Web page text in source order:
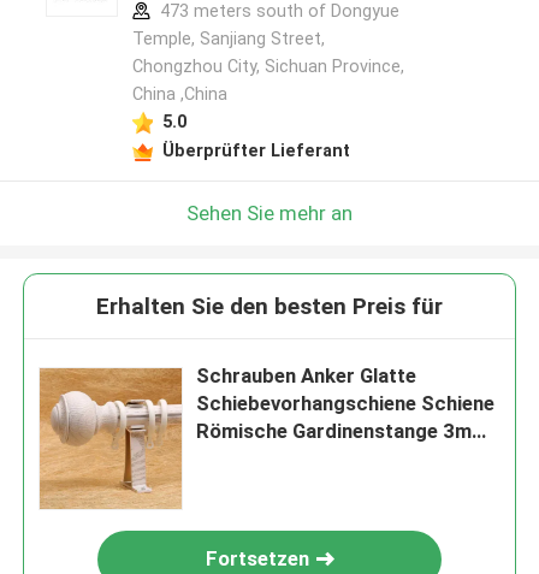
473 meters south of Dongyue
Temple, Sanjiang Street,
Chongzhou City, Sichuan Province,
China ,China
5.0
Überprüfter Lieferant
Sehen Sie mehr an
Erhalten Sie den besten Preis für
Schrauben Anker Glatte
Schiebevorhangschiene Schiene
Römische Gardinenstange 3m
Fortsetzen